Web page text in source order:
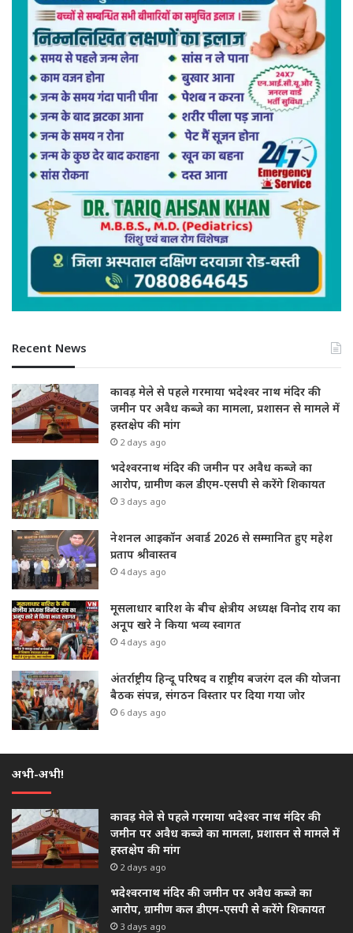
Recent News
कावड़ मेले से पहले गरमाया भदेश्वर नाथ मंदिर की
जमीन पर अवैध कब्जे का मामला, प्रशासन से मामले में
हस्तक्षेप की मांग
2 days ago
भदेश्वरनाथ मंदिर की जमीन पर अवैध कब्जे का
आरोप, ग्रामीण कल डीएम-एसपी से करेंगे शिकायत
3 days ago
नेशनल आइकॉन अवार्ड 2026 से सम्मानित हुए महेश
प्रताप श्रीवास्तव
4 days ago
मूसलाधार बारिश के बीच क्षेत्रीय अध्यक्ष विनोद राय का
अनूप खरे ने किया भव्य स्वागत
4 days ago
अंतर्राष्ट्रीय हिन्दू परिषद व राष्ट्रीय बजरंग दल की योजना
बैठक संपन्न, संगठन विस्तार पर दिया गया जोर
6 days ago
अभी-अभी!
कावड़ मेले से पहले गरमाया भदेश्वर नाथ मंदिर की
जमीन पर अवैध कब्जे का मामला, प्रशासन से मामले में
हस्तक्षेप की मांग
2 days ago
भदेश्वरनाथ मंदिर की जमीन पर अवैध कब्जे का
आरोप, ग्रामीण कल डीएम-एसपी से करेंगे शिकायत
3 days ago